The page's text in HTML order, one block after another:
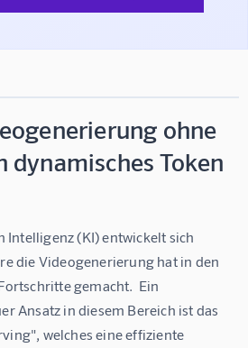
ohne
dynamisches Token
Intelligenz (KI) entwickelt sich
die Videogenerierung hat in den
gemacht.  Ein
Ansatz in diesem Bereich ist das
welches eine effiziente